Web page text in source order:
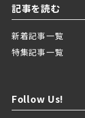
記事を読む
新着記事一覧
特集記事一覧
Follow Us!